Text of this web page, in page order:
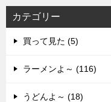
カテゴリー
買って見た (5)
ラーメンよ～ (116)
うどんよ～ (18)